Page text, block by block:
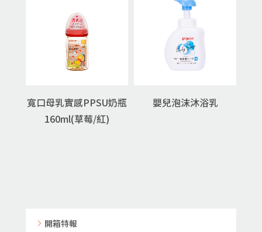
寬口母乳實感PPSU奶瓶
160ml(草莓/紅)
嬰兒泡沫沐浴乳
開箱特報